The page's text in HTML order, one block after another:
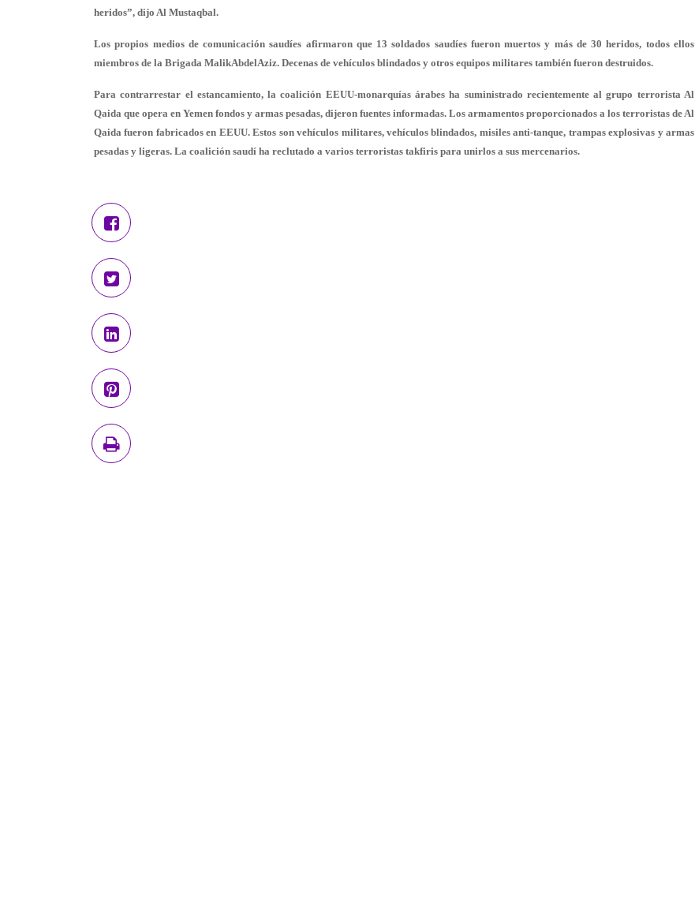
heridos”, dijo Al Mustaqbal.
Los propios medios de comunicación saudíes afirmaron que 13 soldados saudíes fueron muertos y más de 30 heridos, todos ellos
miembros de la Brigada MalikAbdelAziz. Decenas de vehículos blindados y otros equipos militares también fueron destruidos.
Para contrarrestar el estancamiento, la coalición EEUU-monarquías árabes ha suministrado recientemente al grupo terrorista Al
Qaida que opera en Yemen fondos y armas pesadas, dijeron fuentes informadas. Los armamentos proporcionados a los terroristas de Al
Qaida fueron fabricados en EEUU. Estos son vehículos militares, vehículos blindados, misiles anti-tanque, trampas explosivas y armas
pesadas y ligeras. La coalición saudí ha reclutado a varios terroristas takfiris para unirlos a sus mercenarios.